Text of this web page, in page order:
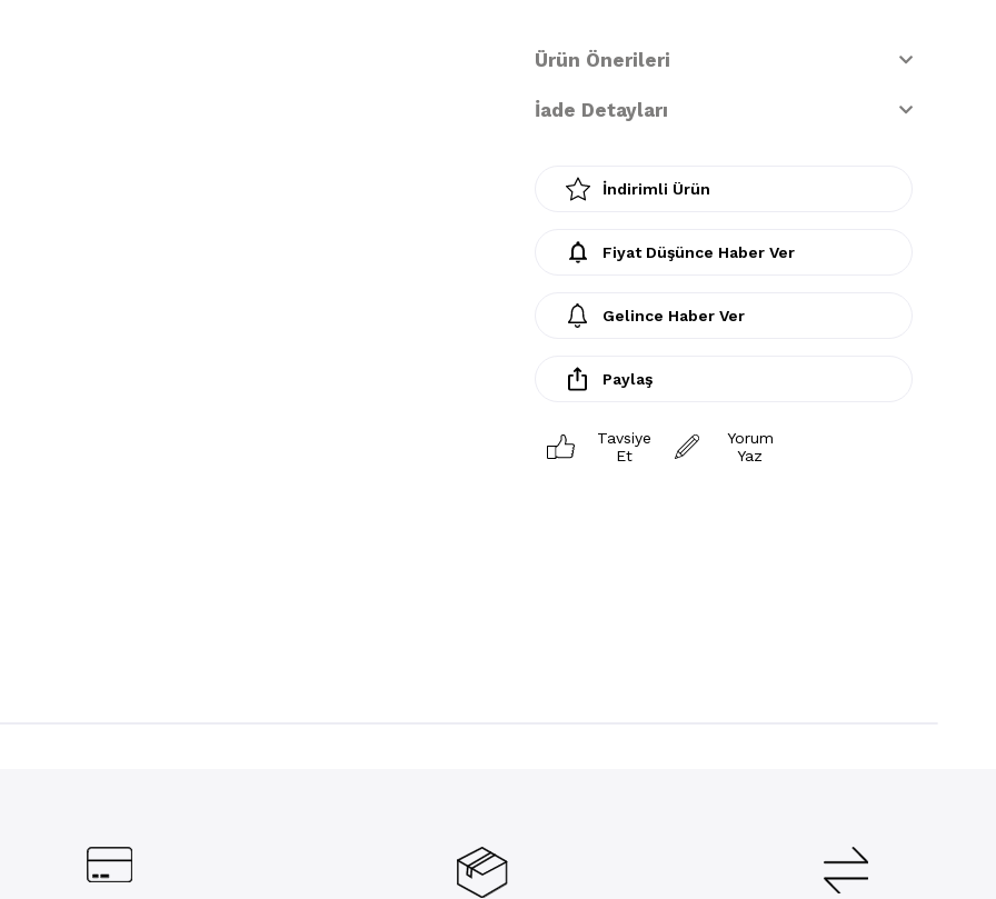
Ürün Önerileri
İade Detayları
İndirimli Ürün
Fiyat Düşünce Haber Ver
Gelince Haber Ver
Paylaş
Tavsiye
Et
Yorum
Yaz